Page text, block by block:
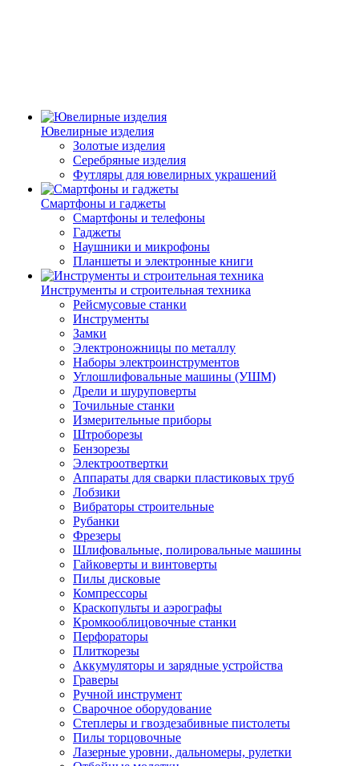
Ювелирные изделия
Золотые изделия
Серебряные изделия
Футляры для ювелирных украшений
Смартфоны и гаджеты
Смартфоны и телефоны
Гаджеты
Наушники и микрофоны
Планшеты и электронные книги
Инструменты и строительная техника
Рейсмусовые станки
Инструменты
Замки
Электроножницы по металлу
Наборы электроинструментов
Углошлифовальные машины (УШМ)
Дрели и шуруповерты
Точильные станки
Измерительные приборы
Штроборезы
Бензорезы
Электроотвертки
Аппараты для сварки пластиковых труб
Лобзики
Вибраторы строительные
Рубанки
Фрезеры
Шлифовальные, полировальные машины
Гайковерты и винтоверты
Пилы дисковые
Компрессоры
Краскопульты и аэрографы
Кромкооблицовочные станки
Перфораторы
Плиткорезы
Аккумуляторы и зарядные устройства
Граверы
Ручной инструмент
Сварочное оборудование
Степлеры и гвоздезабивные пистолеты
Пилы торцовочные
Лазерные уровни, дальномеры, рулетки